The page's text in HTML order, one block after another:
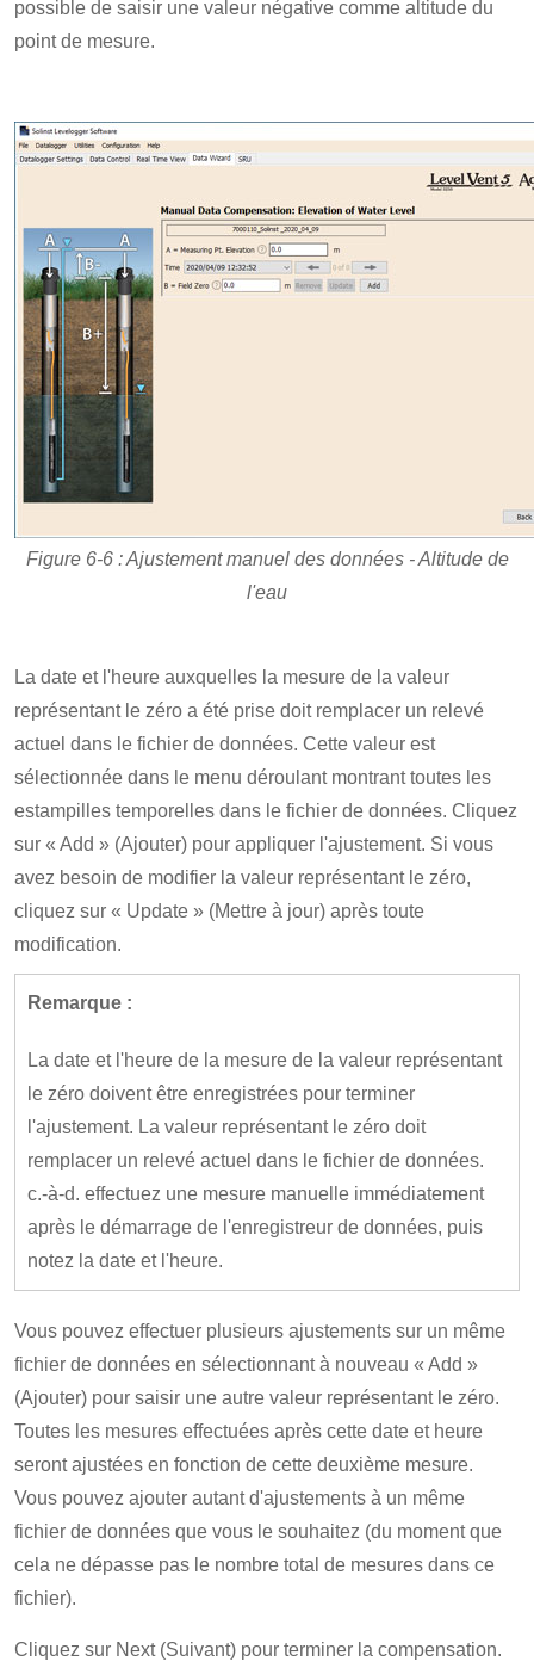
possible de saisir une valeur négative comme altitude du
point de mesure.
Figure 6-6 : Ajustement manuel des données - Altitude de
l'eau
La date et l'heure auxquelles la mesure de la valeur
représentant le zéro a été prise doit remplacer un relevé
actuel dans le fichier de données. Cette valeur est
sélectionnée dans le menu déroulant montrant toutes les
estampilles temporelles dans le fichier de données. Cliquez
sur « Add » (Ajouter) pour appliquer l'ajustement. Si vous
avez besoin de modifier la valeur représentant le zéro,
cliquez sur « Update » (Mettre à jour) après toute
modification.
Remarque :
La date et l'heure de la mesure de la valeur représentant
le zéro doivent être enregistrées pour terminer
l'ajustement. La valeur représentant le zéro doit
remplacer un relevé actuel dans le fichier de données.
c.-à-d. effectuez une mesure manuelle immédiatement
après le démarrage de l'enregistreur de données, puis
notez la date et l'heure.
Vous pouvez effectuer plusieurs ajustements sur un même
fichier de données en sélectionnant à nouveau « Add »
(Ajouter) pour saisir une autre valeur représentant le zéro.
Toutes les mesures effectuées après cette date et heure
seront ajustées en fonction de cette deuxième mesure.
Vous pouvez ajouter autant d'ajustements à un même
fichier de données que vous le souhaitez (du moment que
cela ne dépasse pas le nombre total de mesures dans ce
fichier).
Cliquez sur Next (Suivant) pour terminer la compensation.